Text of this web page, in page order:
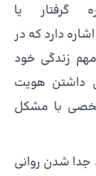
گرفتار یا
دارد که در
زندگی خود
داشتن هویت
با مشکل
شدن روانی